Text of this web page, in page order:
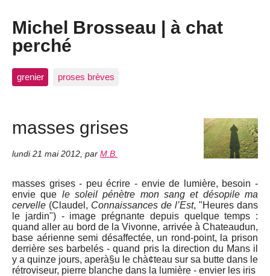
Michel Brosseau | à chat
perché
grenier proses brèves
masses grises
lundi 21 mai 2012, par M.B.
masses grises - peu écrire - envie de lumière, besoin -
envie que le soleil pénètre mon sang et désopile ma
cervelle (Claudel, Connaissances de l’Est, "Heures dans
le jardin") - image prégnante depuis quelque temps :
quand aller au bord de la Vivonne, arrivée à Chateaudun,
base aérienne semi désaffectée, un rond-point, la prison
derrière ses barbelés - quand pris la direction du Mans il
y a quinze jours, aperà§u le chà¢teau sur sa butte dans le
rétroviseur, pierre blanche dans la lumière - envier les iris